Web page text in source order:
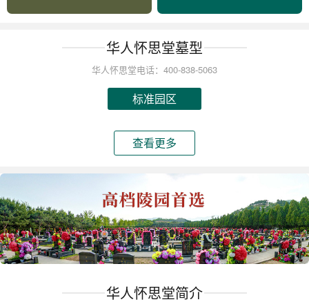
华人怀思堂墓型
华人怀思堂电话：400-838-5063
标准园区
查看更多
华人怀思堂简介